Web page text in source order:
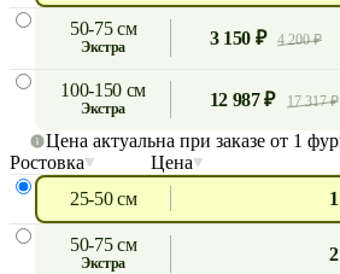
50-75 см
экстра 3 150 ₽ 4 200 ₽
100-150 см
экстра 12 987 ₽ 17 317 ₽
Цена актуальна при заказе от 1
Ростовка
Цена
25-50 см
50-75 см
экстра